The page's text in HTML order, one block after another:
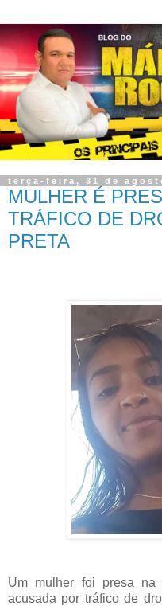
terça-feira, 31 de
MULHER É
TRÁFICO DE
PRETA
Um mulher foi presa na
acusada por tráfico de